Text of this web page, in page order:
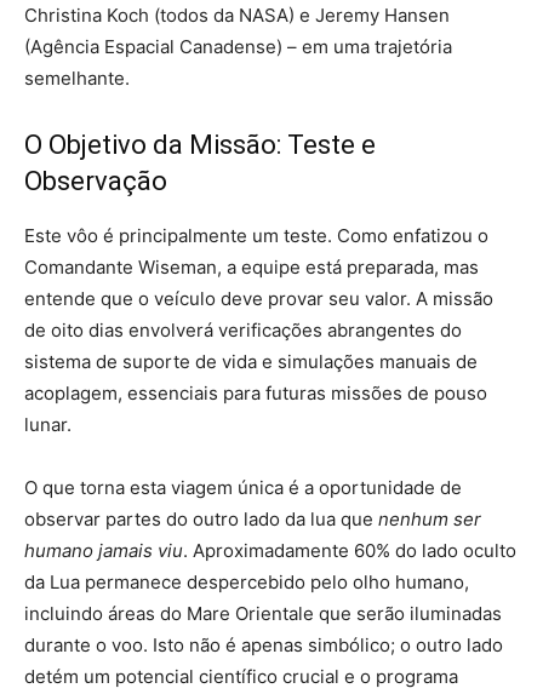
Christina Koch (todos da NASA) e Jeremy Hansen
(Agência Espacial Canadense) – em uma trajetória
semelhante.
O Objetivo da Missão: Teste e
Observação
Este vôo é principalmente um teste. Como enfatizou o
Comandante Wiseman, a equipe está preparada, mas
entende que o veículo deve provar seu valor. A missão
de oito dias envolverá verificações abrangentes do
sistema de suporte de vida e simulações manuais de
acoplagem, essenciais para futuras missões de pouso
lunar.
O que torna esta viagem única é a oportunidade de
observar partes do outro lado da lua que nenhum ser
humano jamais viu. Aproximadamente 60% do lado oculto
da Lua permanece despercebido pelo olho humano,
incluindo áreas do Mare Orientale que serão iluminadas
durante o voo. Isto não é apenas simbólico; o outro lado
detém um potencial científico crucial e o programa